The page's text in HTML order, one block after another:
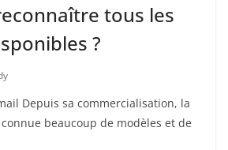
tous les
?
Depuis sa commercialisation, la
beaucoup de modèles et de